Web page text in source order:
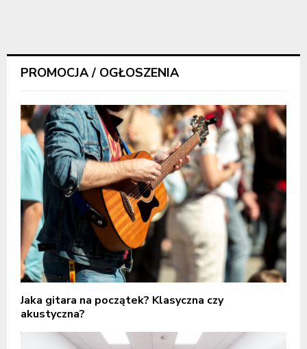
PROMOCJA / OGŁOSZENIA
Jaka gitara na początek? Klasyczna czy
akustyczna?